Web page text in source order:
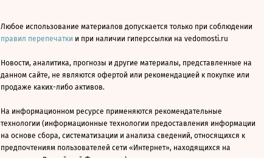
Любое использование материалов допускается только при соблюдении
правил перепечатки и при наличии гиперссылки на vedomosti.ru
Новости, аналитика, прогнозы и другие материалы, представленные на
данном сайте, не являются офертой или рекомендацией к покупке или
продаже каких-либо активов.
На информационном ресурсе применяются рекомендательные
технологии (информационные технологии предоставления информации
на основе сбора, систематизации и анализа сведений, относящихся к
предпочтениям пользователей сети «Интернет», находящихся на